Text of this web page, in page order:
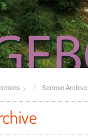
Sermon Archive